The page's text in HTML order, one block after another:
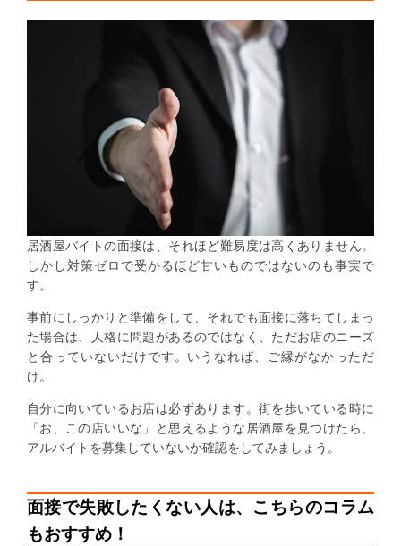
居酒屋バイトの面接は、それほど難易度は高くありません。
しかし対策ゼロで受かるほど甘いものではないのも事実で
す。
事前にしっかりと準備をして、それでも面接に落ちてしまっ
た場合は、人格に問題があるのではなく、ただお店のニーズ
と合っていないだけです。いうなれば、ご縁がなかっただ
け。
自分に向いているお店は必ずあります。街を歩いている時に
「お、この店いいな」と思えるような居酒屋を見つけたら、
アルバイトを募集していないか確認をしてみましょう。
面接で失敗したくない人は、こちらのコラム
もおすすめ！